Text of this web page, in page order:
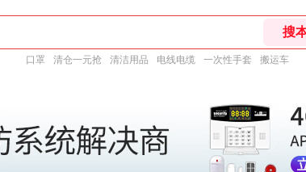
口罩 清仓一元抢 清洁用品 电线电缆 一次性手套 搬运车